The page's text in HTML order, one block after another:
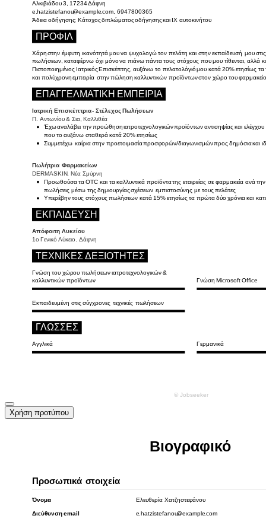
Χρήση προτύπου